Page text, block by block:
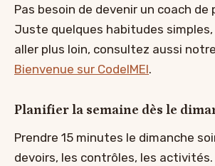
Pas besoin de devenir un coach
Juste quelques habitudes
aller plus loin, consultez aussi
Bienvenue sur CodeIMEI.
Planifier la semaine dès le
Prendre 15 minutes le dimanche
devoirs, les contrôles, les activités.